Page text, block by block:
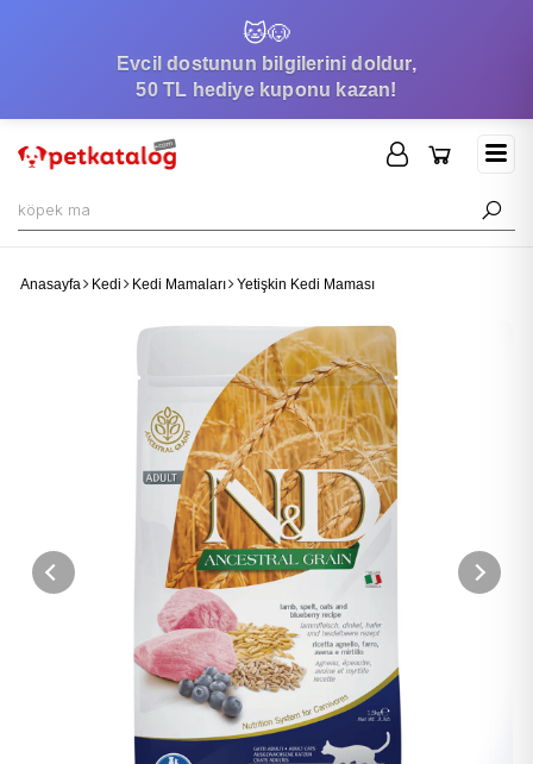
🐱🐶
Evcil dostunun bilgilerini doldur,
50 TL hediye kuponu kazan!
Anasayfa Kedi Kedi Mamaları Yetişkin Kedi Maması